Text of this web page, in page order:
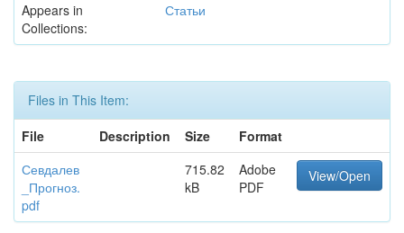
Appears in
Collections:
Статьи
Files in This Item:
File
Description Size
Format
Севдалев
_Прогноз.
pdf
715.82
kB
Adobe
PDF
View/Open